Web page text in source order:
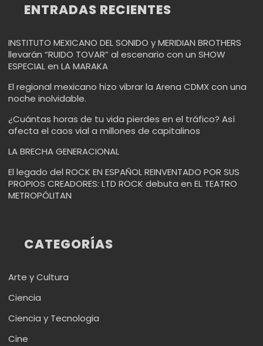
ENTRADAS RECIENTES
INSTITUTO MEXICANO DEL SONIDO y MERIDIAN BROTHERS
llevarán “RUIDO TOVAR” al escenario con un SHOW
ESPECIAL en LA MARAKA
El regional mexicano hizo vibrar la Arena CDMX con una
noche inolvidable.
¿Cuántas horas de tu vida pierdes en el tráfico? Así
afecta el caos vial a millones de capitalinos
LA BRECHA GENERACIONAL
El legado del ROCK EN ESPAÑOL REINVENTADO POR SUS
PROPIOS CREADORES: LTD ROCK debuta en EL TEATRO
METROPÓLITAN
CATEGORÍAS
Arte y Cultura
Ciencia
Ciencia y Tecnologia
Cine